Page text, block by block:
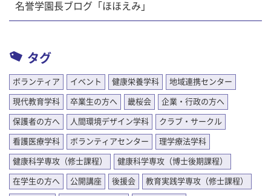
名誉学園長ブログ「ほほえみ」
タグ
ボランティア イベント 健康栄養学科 地域連携センター
現代教育学科 卒業生の方へ 畿桜会 企業・行政の方へ
保護者の方へ 人間環境デザイン学科 クラブ・サークル
看護医療学科 ボランティアセンター 理学療法学科
健康科学専攻（修士課程） 健康科学専攻（博士後期課程）
在学生の方へ 公開講座 後援会 教育実践学専攻（修士課程）